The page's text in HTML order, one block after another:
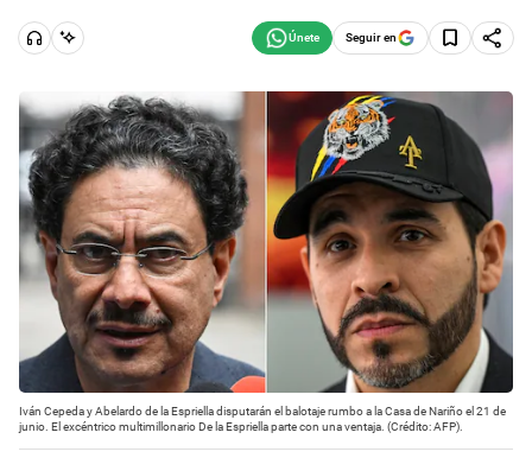
Seguir en
Iván Cepeda y Abelardo de la Espriella disputarán el balotaje rumbo a la Casa de Nariño el 21 de
junio. El excéntrico multimillonario De la Espriella parte con una ventaja. (Crédito: AFP).